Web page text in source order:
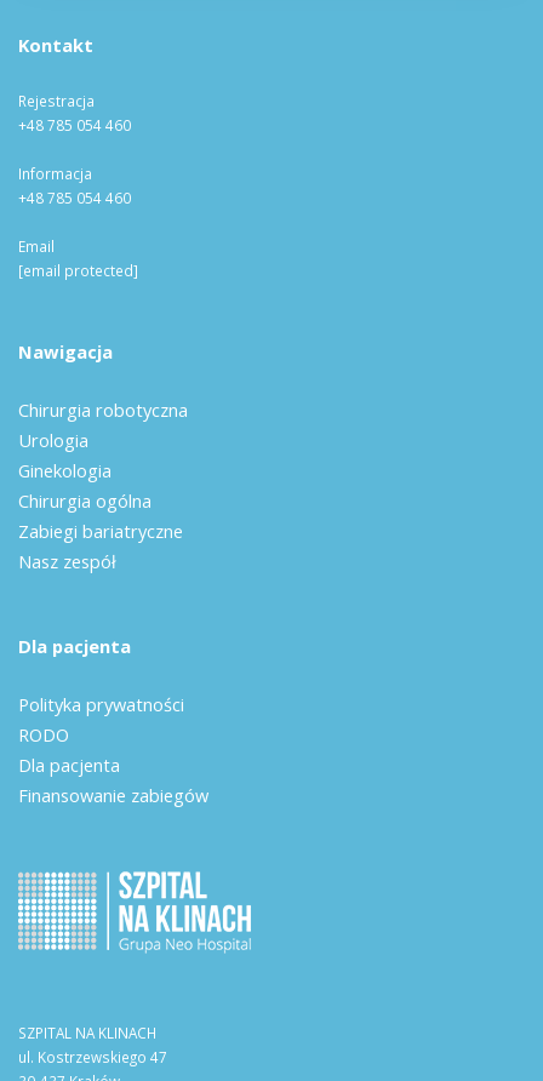
Kontakt
Rejestracja
+48 785 054 460
Informacja
+48 785 054 460
Email
[email protected]
Nawigacja
Chirurgia robotyczna
Urologia
Ginekologia
Chirurgia ogólna
Zabiegi bariatryczne
Nasz zespół
Dla pacjenta
Polityka prywatności
RODO
Dla pacjenta
Finansowanie zabiegów
SZPITAL NA KLINACH
ul. Kostrzewskiego 47